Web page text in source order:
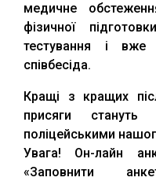
медичне
фізичної
тестування і
співбесіда.
Кращі з кращих
присяги стануть
поліцейськими
Увага! Он-лайн
«Заповнити